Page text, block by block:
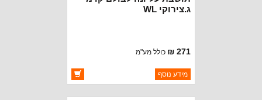
ג.צירוקי WL
271 ₪ כולל מע"מ
ברקוד: 68410395AA
יצרן:OAKMAN OFFROAD
מידע נוסף